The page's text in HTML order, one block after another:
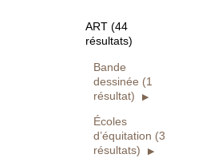
ART (44
résultats)
Bande
dessinée (1
résultat)
Écoles
d’équitation (3
résultats)